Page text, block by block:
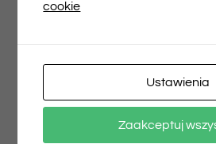
cookie
Ustawienia
Zaakceptuj